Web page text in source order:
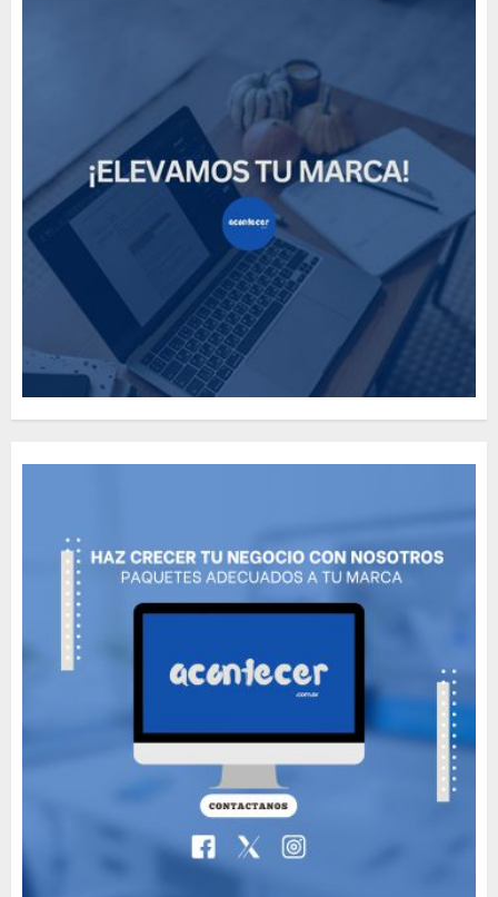
Need to Know About the
Classic Cars in a Retro
The full story of
Thailand’s extraordinary
cave rescue
Valentino Goes
Deliberately Feminine for
Fall 2018
MAYO 16, 2024